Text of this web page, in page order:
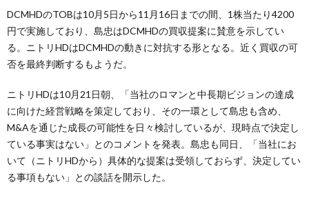
DCMHDのTOBは10月5日から11月16日までの間、1株当たり4200
円で実施しており、島忠はDCMHDの買収提案に賛意を示してい
る。ニトリHDはDCMHDの動きに対抗する形となる。近く買収の可
否を最終判断するもようだ。
ニトリHDは10月21日朝、「当社のロマンと中長期ビジョンの達成
に向けた経営戦略を策定しており、その一環として島忠も含め、
M&Aを通じた成長の可能性を日々検討しているが、現時点で決定し
ている事実はない」とのコメントを発表。島忠も同日、「当社にお
いて（ニトリHDから）具体的な提案は受領しておらず、決定してい
る事項もない」との談話を開示した。